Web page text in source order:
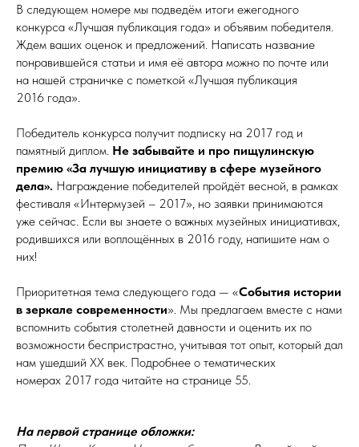
В следующем номере мы подведём итоги ежегодного
конкурса «Лучшая публикация года» и объявим победителя.
Ждем ваших оценок и предложений. Написать название
понравившейся статьи и имя её автора можно по почте или
на нашей страничке с пометкой «Лучшая публикация
2016 года».
Победитель конкурса получит подписку на 2017 год и
памятный диплом. Не забывайте и про пищулинскую
премию «За лучшую инициативу в сфере музейного
дела». Награждение победителей пройдёт весной, в рамках
фестиваля «Интермузей – 2017», но заявки принимаются
уже сейчас. Если вы знаете о важных музейных инициативах,
родившихся или воплощённых в 2016 году, напишите нам о
них!
Приоритетная тема следующего года — «События истории
в зеркале современности». Мы предлагаем вместе с нами
вспомнить события столетней давности и оценить их по
возможности беспристрастно, учитывая тот опыт, который дал
нам ушедший XX век. Подробнее о тематических
номерах 2017 года читайте на странице 55.
На первой странице обложки: